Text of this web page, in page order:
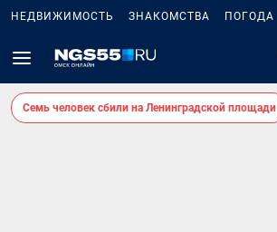
НЕДВИЖИМОСТЬ ЗНАКОМСТВА ПОГОДА
Семь человек сбили на Ленинградской площади